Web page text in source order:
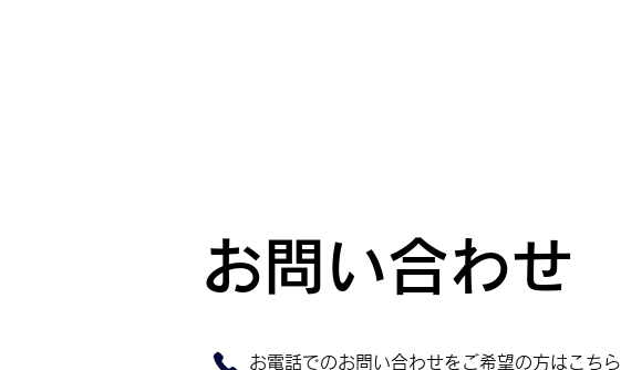
お問い合わせ
​お電話でのお問い合わせをご希望の方はこちら